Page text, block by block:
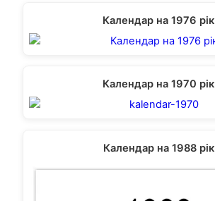
Календар на 1976 рік
Календар на 1970 рік
Календар на 1988 рік